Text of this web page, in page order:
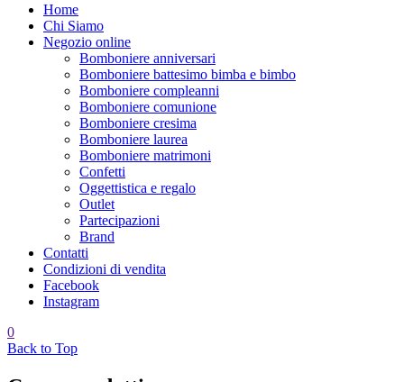
Home
Chi Siamo
Negozio online
Bomboniere anniversari
Bomboniere battesimo bimba e bimbo
Bomboniere compleanni
Bomboniere comunione
Bomboniere cresima
Bomboniere laurea
Bomboniere matrimoni
Confetti
Oggettistica e regalo
Outlet
Partecipazioni
Brand
Contatti
Condizioni di vendita
Facebook
Instagram
0
Back to Top